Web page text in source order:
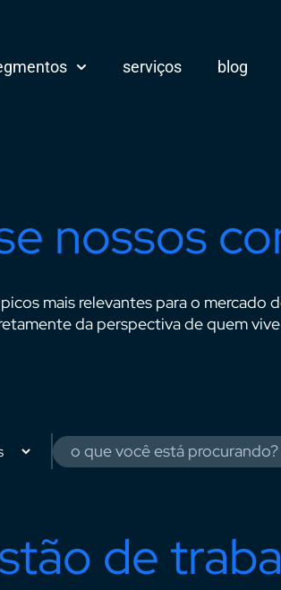
serviços blog
nossos
mais relevantes para o mercado
da perspectiva de quem
de